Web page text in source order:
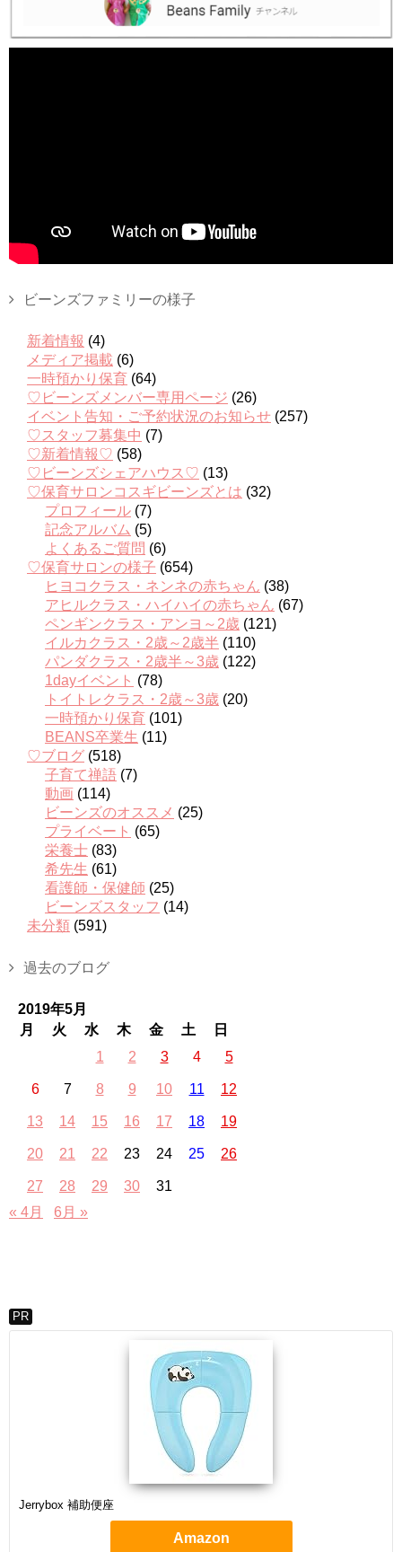
ビーンズファミリーの様子
新着情報 (4)
メディア掲載 (6)
一時預かり保育 (64)
♡ビーンズメンバー専用ページ (26)
イベント告知・ご予約状況のお知らせ (257)
♡スタッフ募集中 (7)
♡新着情報♡ (58)
♡ビーンズシェアハウス♡ (13)
♡保育サロンコスギビーンズとは (32)
プロフィール (7)
記念アルバム (5)
よくあるご質問 (6)
♡保育サロンの様子 (654)
ヒヨコクラス・ネンネの赤ちゃん (38)
アヒルクラス・ハイハイの赤ちゃん (67)
ペンギンクラス・アンヨ～2歳 (121)
イルカクラス・2歳～2歳半 (110)
パンダクラス・2歳半～3歳 (122)
1dayイベント (78)
トイトレクラス・2歳～3歳 (20)
一時預かり保育 (101)
BEANS卒業生 (11)
♡ブログ (518)
子育て禅語 (7)
動画 (114)
ビーンズのオススメ (25)
プライベート (65)
栄養士 (83)
希先生 (61)
看護師・保健師 (25)
ビーンズスタッフ (14)
未分類 (591)
過去のブログ
2019年5月
月
火 水 木 金 土
日
1
2 3 4 5
6 7 8 9 10 11 12
13 14 15 16 17 18 19
20 21 22 23 24 25 26
27 28 29 30
31
« 4月
6月 »
PR
Jerrybox 補助便座
Amazon